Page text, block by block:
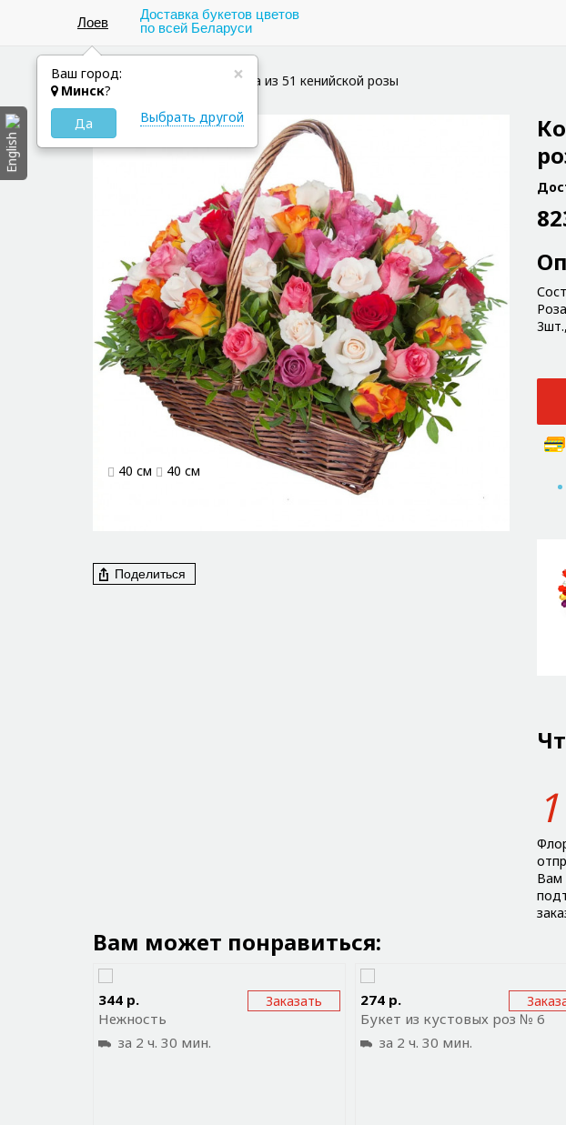
Лоев
×
Ваш город:
Минск?
Да
Выбрать другой
Доставка букетов цветов
по всей Беларуси
Цветы в Лоев Корзина из 51 кенийской розы
40 см 40 см
Поделиться
1
Вам
Вам может понравиться:
Заказать
344 р.
Нежность
за 2 ч. 30 мин.
274 р.
Букет из кустовых роз № 6
за 2 ч. 30 мин.
English